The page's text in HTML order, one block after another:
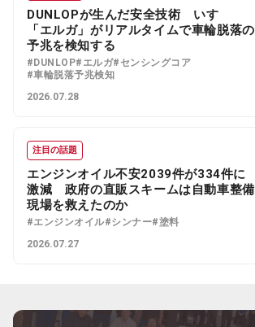
DUNLOPが生んだ安全技術 いすゞ
「エルガ」がリアルタイムで車輪脱落の
予兆を検知する
#DUNLOP#エルガ#センシングコア
#車輪脱落予兆検知
2026.07.28
注目の話題
エンジンオイル不安2039件が334件に
激減 政府の直販スキームは自動車整備
現場を救えたのか
#エンジンオイル#シンナー#塗料
2026.07.27